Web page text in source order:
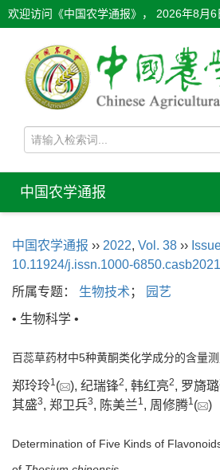
欢迎访问《中国农学通报》， 2026年8月6
中国农学通报
中国农学通报 ›› 2022, Vol. 38 ››
10.11924/j.issn.1000-
所属专题： 生物技术；
园艺
• 生物科学 •
百蕊草药材中5种黄酮类化学成分的含量
郑玲玲1( ), 纪瑞锋2, 韩红亮2, 罗旖璐
其盛3, 郑卫兵3, 陈美兰1, 周修腾1( )
Determination of Five Kinds of